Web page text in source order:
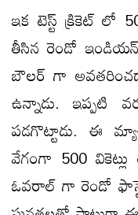
ఇక టెస్ట్ క్రికెట్ లో
తీసిన రెండో
బౌలర్ గా
ఉన్నాడు. ఇప్పటి
పడగొట్టాడు. ఈ
వేగంగా 500
ఓవరాల్ గా రెండో